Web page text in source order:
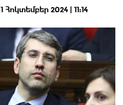
1 Հոկտեմբեր 2024 | 11:14